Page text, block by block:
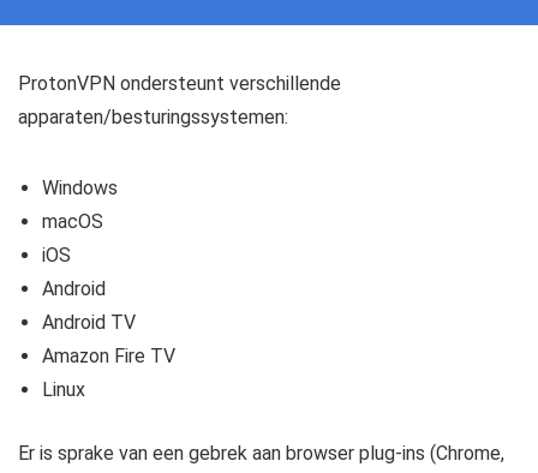
ProtonVPN ondersteunt verschillende
apparaten/besturingssystemen:
Windows
macOS
iOS
Android
Android TV
Amazon Fire TV
Linux
Er is sprake van een gebrek aan browser plug-ins (Chrome,